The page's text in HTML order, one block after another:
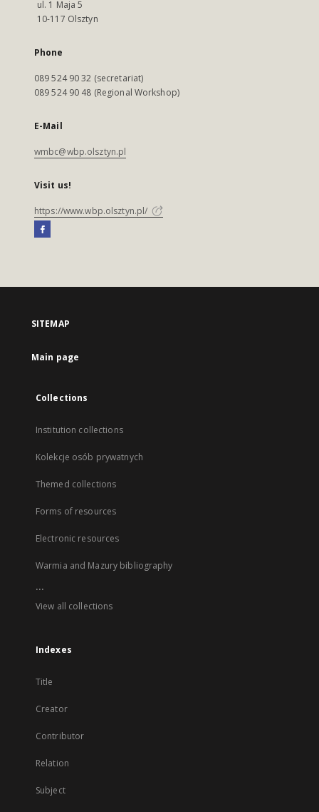
ul. 1 Maja 5
10-117 Olsztyn
Phone
089 524 90 32 (secretariat)
089 524 90 48 (Regional Workshop)
E-Mail
wmbc@wbp.olsztyn.pl
Visit us!
https://www.wbp.olsztyn.pl/
SITEMAP
Main page
Collections
Institution collections
Kolekcje osób prywatnych
Themed collections
Forms of resources
Electronic resources
Warmia and Mazury bibliography
...
View all collections
Indexes
Title
Creator
Contributor
Relation
Subject